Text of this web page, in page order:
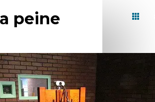
peine
